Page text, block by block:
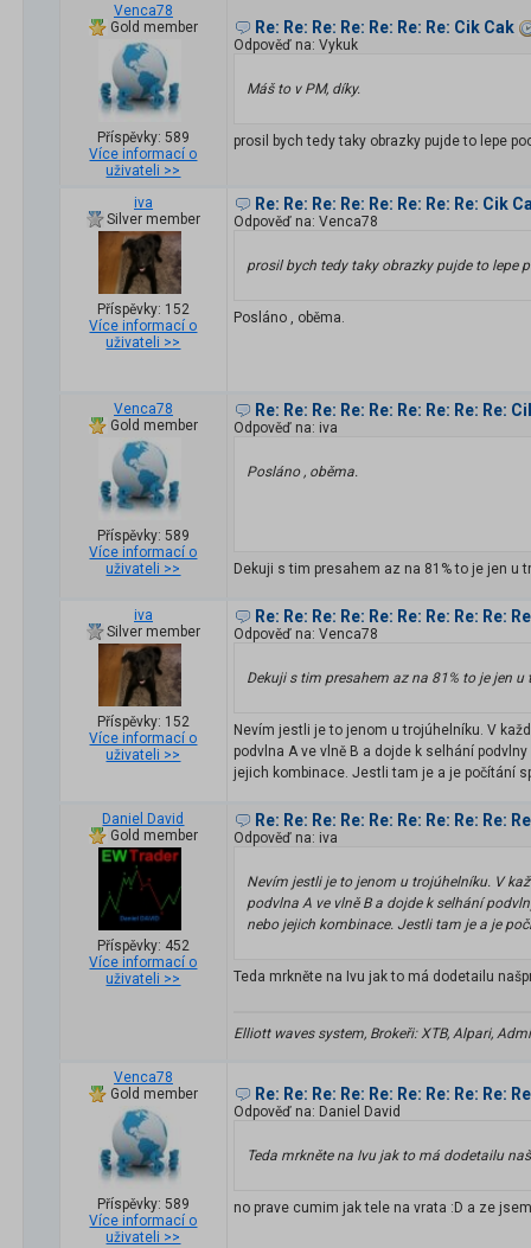
Venca78
Gold member
Příspěvky: 589
Více informací o
uživateli >>
Re: Re: Re: Re: Re: Re: Re: Cik Cak
Odpověď na: Vykuk
Máš to v PM, díky.
prosil bych tedy taky obrazky pujde to lepe
iva
Silver member
Příspěvky: 152
Více informací o
uživateli >>
Re: Re: Re: Re: Re: Re: Re: Re: Cik
Odpověď na: Venca78
prosil bych tedy taky obrazky pujde to lepe
Posláno , oběma.
Venca78
Gold member
Příspěvky: 589
Více informací o
uživateli >>
Re: Re: Re: Re: Re: Re: Re: Re: Re:
Odpověď na: iva
Posláno , oběma.
Dekuji s tim presahem az na 81% to je jen u
iva
Silver member
Příspěvky: 152
Více informací o
uživateli >>
Re: Re: Re: Re: Re: Re: Re: Re: Re:
Odpověď na: Venca78
Dekuji s tim presahem az na 81% to je jen
Nevím jestli je to jenom u trojúhelníku. V
podvlna A ve vlně B a dojde k selhání
jejich kombinace. Jestli tam je a je počítání
Daniel David
Gold member
Příspěvky: 452
Více informací o
uživateli >>
Re: Re: Re: Re: Re: Re: Re: Re: Re:
Odpověď na: iva
Nevím jestli je to jenom u trojúhelníku. V
podvlna A ve vlně B a dojde k selhání
nebo jejich kombinace. Jestli tam je a je
Teda mrkněte na Ivu jak to má dodetailu
Elliott waves system, Brokeři: XTB, Alpari,
Venca78
Gold member
Příspěvky: 589
Více informací o
uživateli >>
Re: Re: Re: Re: Re: Re: Re: Re: Re:
Odpověď na: Daniel David
Teda mrkněte na Ivu jak to má dodetailu
no prave cumim jak tele na vrata :D a ze